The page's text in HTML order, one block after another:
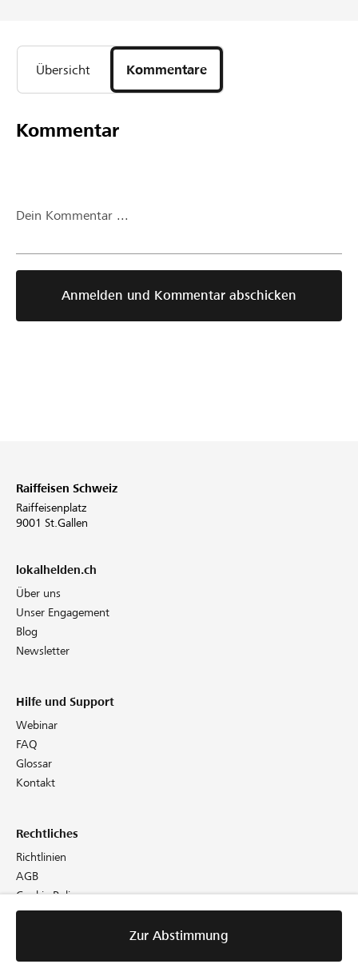
Übersicht Kommentare
Kommentar
Dein Kommentar ...
Anmelden und Kommentar abschicken
Zur Abstimmung
Zur Abstimmung
Raiffeisen Schweiz
Raiffeisenplatz
9001 St.Gallen
lokalhelden.ch
Über uns
Unser Engagement
Blog
Newsletter
Hilfe und Support
Webinar
FAQ
Glossar
Kontakt
Rechtliches
Richtlinien
AGB
Cookie Policy
Datenschutz